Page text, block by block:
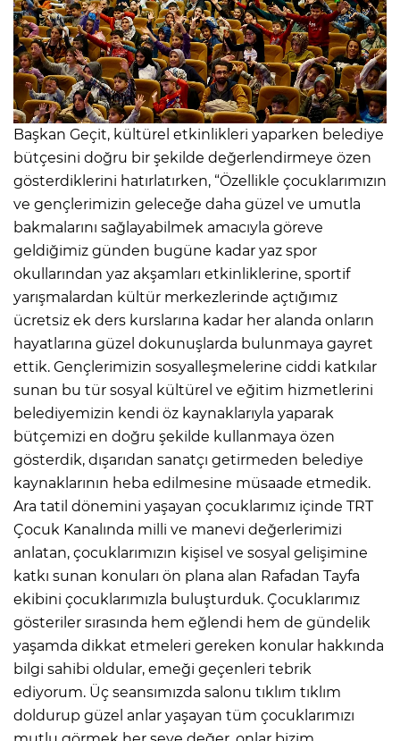
Başkan Geçit, kültürel etkinlikleri yaparken belediye
bütçesini doğru bir şekilde değerlendirmeye özen
gösterdiklerini hatırlatırken, “Özellikle çocuklarımızın
ve gençlerimizin geleceğe daha güzel ve umutla
bakmalarını sağlayabilmek amacıyla göreve
geldiğimiz günden bugüne kadar yaz spor
okullarından yaz akşamları etkinliklerine, sportif
yarışmalardan kültür merkezlerinde açtığımız
ücretsiz ek ders kurslarına kadar her alanda onların
hayatlarına güzel dokunuşlarda bulunmaya gayret
ettik. Gençlerimizin sosyalleşmelerine ciddi katkılar
sunan bu tür sosyal kültürel ve eğitim hizmetlerini
belediyemizin kendi öz kaynaklarıyla yaparak
bütçemizi en doğru şekilde kullanmaya özen
gösterdik, dışarıdan sanatçı getirmeden belediye
kaynaklarının heba edilmesine müsaade etmedik.
Ara tatil dönemini yaşayan çocuklarımız içinde TRT
Çocuk Kanalında milli ve manevi değerlerimizi
anlatan, çocuklarımızın kişisel ve sosyal gelişimine
katkı sunan konuları ön plana alan Rafadan Tayfa
ekibini çocuklarımızla buluşturduk. Çocuklarımız
gösteriler sırasında hem eğlendi hem de gündelik
yaşamda dikkat etmeleri gereken konular hakkında
bilgi sahibi oldular, emeği geçenleri tebrik
ediyorum. Üç seansımızda salonu tıklım tıklım
doldurup güzel anlar yaşayan tüm çocuklarımızı